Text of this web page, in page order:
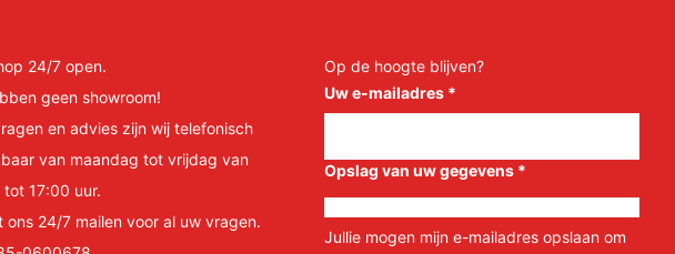
24/7 open.
geen showroom!
en advies zijn wij telefonisch
van maandag tot vrijdag van
17:00 uur.
ons 24/7 mailen voor al uw vragen.
Op de hoogte blijven?
Uw e-mailadres *
Opslag van uw gegevens *
Jullie mogen mijn e-mailadres opslaan om